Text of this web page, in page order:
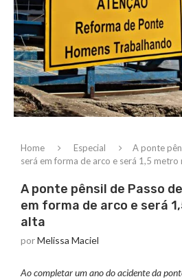
Home Especial
A ponte
será em forma de arco e será 1,5 metro
A ponte pênsil de Passo
em forma de arco e será
alta
porMelissa Maciel
Ao completar um ano do acidente da